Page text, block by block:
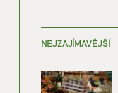
NEJZAJÍMAVĚJŠÍ